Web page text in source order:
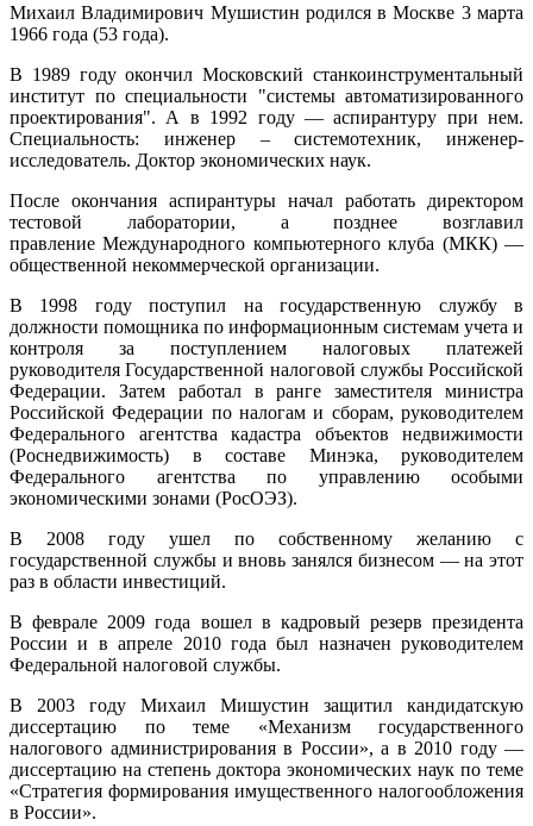
Михаил Владимирович Мушистин родился в Москве 3 марта
1966 года (53 года).
В 1989 году окончил Московский станкоинструментальный
институт по специальности "системы автоматизированного
проектирования". А в 1992 году — аспирантуру при нем.
Специальность: инженер – системотехник, инженер-
исследователь. Доктор экономических наук.
После окончания аспирантуры начал работать директором
тестовой лаборатории, а позднее возглавил
правление Международного компьютерного клуба (МКК) —
общественной некоммерческой организации.
В 1998 году поступил на государственную службу в
должности помощника по информационным системам учета и
контроля за поступлением налоговых платежей
руководителя Государственной налоговой службы Российской
Федерации. Затем работал в ранге заместителя министра
Российской Федерации по налогам и сборам, руководителем
Федерального агентства кадастра объектов недвижимости
(Роснедвижимость) в составе Минэка, руководителем
Федерального агентства по управлению особыми
экономическими зонами (РосОЭЗ).
В 2008 году ушел по собственному желанию с
государственной службы и вновь занялся бизнесом — на этот
раз в области инвестиций.
В феврале 2009 года вошел в кадровый резерв президента
России и в апреле 2010 года был назначен руководителем
Федеральной налоговой службы.
В 2003 году Михаил Мишустин защитил кандидатскую
диссертацию по теме «Механизм государственного
налогового администрирования в России», а в 2010 году —
диссертацию на степень доктора экономических наук по теме
«Стратегия формирования имущественного налогообложения
в России».